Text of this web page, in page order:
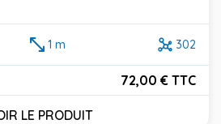
1 m 302
72,00 € TTC
LE PRODUIT